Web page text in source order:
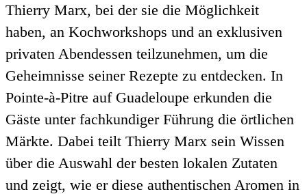
Thierry Marx, bei der sie die Möglichkeit
haben, an Kochworkshops und an exklusiven
privaten Abendessen teilzunehmen, um die
Geheimnisse seiner Rezepte zu entdecken. In
Pointe-à-Pitre auf Guadeloupe erkunden die
Gäste unter fachkundiger Führung die örtlichen
Märkte. Dabei teilt Thierry Marx sein Wissen
über die Auswahl der besten lokalen Zutaten
und zeigt, wie er diese authentischen Aromen in